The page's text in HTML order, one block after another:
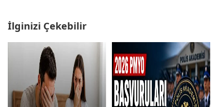
İlginizi Çekebilir